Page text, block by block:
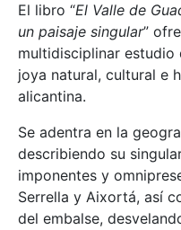
El libro “El Valle de
un paisaje singular”
multidisciplinar estudio
joya natural, cultural e
alicantina.
Se adentra en la
describiendo su
imponentes y
Serrella y Aixortá, así
del embalse,